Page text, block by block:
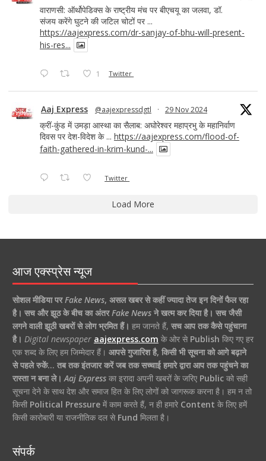
वाराणसी: ऑर्थोपेडिक्स के राष्ट्रीय मंच पर बीएचयू का जलवा, डॉ.
संजय करेंगे घुटने की जटिल चोटों पर ...
https://aajexpress.com/dr-sanjay-of-bhu-will-present-
his-res...
1 Twitter
Aaj Express @aajexpressdgtl · 29 Nov 2024
क्रीं-कुंड में उमड़ा आस्था का सैलाब: अघोरेश्वर महाप्रभु के महानिर्वाण
दिवस पर देश-विदेश के ... https://aajexpress.com/flood-of-
faith-gathered-in-krim-kund-...
Twitter
Load More
आज एक्स्प्रेस न्यूज
सोशल मीडिया परFake News, असल खबर से कहीं ज्यादा तेज इन दिनों फैल रहा
है। सच और झूठ के बीच का अंतरFake Newsने खत्म कर दिया है। सच जैसी
लगने वाली झूठी खबरों से लोग भ्रमित हैं। हम जानते हैं, सच आप तक कैसे पहुंचाना
है। Digital newspaper aajexpress.com के ओर से Publish किए गए हर
एक शब्द के लिए हम जिम्मेदार हैं। आपसे गुजारिश है, किसी भी सूचना को आगे बढ़ाने
से पहले रुकें… तब तक इंतजार करें जब तक सच्चाई हमारे द्वारा आप तक पहुंचने का
रास्ता न बना ले। Aaj Expressका इरादा अपनी खबरों के जरिए Publicको सही
सूचना देने के साथ देश और समाज हित के लिए लोगों को जागरूक करना है। हम न तो
किसी Political Pressureमें काम करते हैं, न ही हमारे Content के लिए हमें
किसी कारोबारी या राजनीतिक दल से Fund मिलता है।
संपर्क